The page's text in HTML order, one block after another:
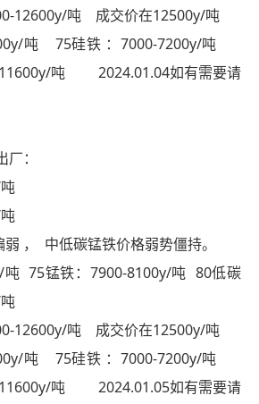
12600y/吨 成交价在12500y/吨
吨 75硅铁 ：7000-7200y/吨
11600y/吨 2024.01.04如有需要请
：
， 中低碳锰铁价格弱势僵持。
吨 75锰铁：7900-8100y/吨 80低碳
吨
12600y/吨 成交价在12500y/吨
吨 75硅铁 ：7000-7200y/吨
11600y/吨 2024.01.05如有需要请